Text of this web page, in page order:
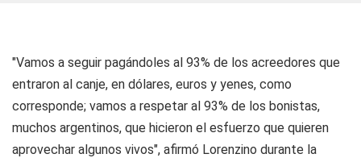
"Vamos a seguir pagándoles al 93% de los acreedores que
entraron al canje, en dólares, euros y yenes, como
corresponde; vamos a respetar al 93% de los bonistas,
muchos argentinos, que hicieron el esfuerzo que quieren
aprovechar algunos vivos", afirmó Lorenzino durante la